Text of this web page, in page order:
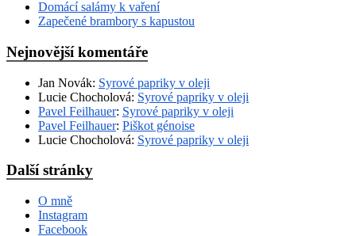
Domácí salámy k vaření
Zapečené brambory s kapustou
Nejnovější komentáře
Jan Novák: Syrové papriky v oleji
Lucie Chocholová: Syrové papriky v oleji
Pavel Feilhauer: Syrové papriky v oleji
Pavel Feilhauer: Piškot génoise
Lucie Chocholová: Syrové papriky v oleji
Další stránky
O mně
Instagram
Facebook